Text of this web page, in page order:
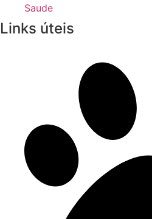
Saude
Links úteis